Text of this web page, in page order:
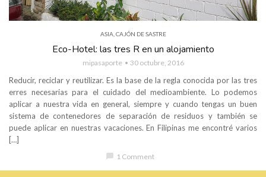
ASIA, CAJÓN DE SASTRE
Eco-Hotel: las tres R en un alojamiento
mipasaporte 30 octubre, 2016
Reducir, reciclar y reutilizar. Es la base de la regla conocida por las tres
erres necesarias para el cuidado del medioambiente. Lo podemos
aplicar a nuestra vida en general, siempre y cuando tengas un buen
sistema de contenedores de separación de residuos y también se
puede aplicar en nuestras vacaciones. En Filipinas me encontré varios
[…]
1 Comment